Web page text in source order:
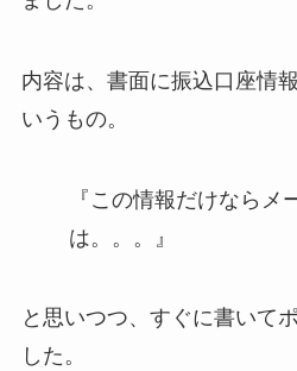
内容は、書面に振込口座情
いうもの。
『この情報だけならメ
は。。。』
と思いつつ、すぐに書いて
した。